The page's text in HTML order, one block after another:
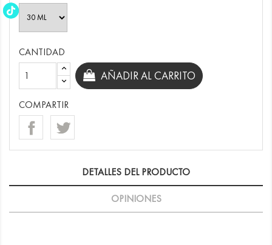
CANTIDAD
AÑADIR AL CARRITO
COMPARTIR
DETALLES DEL PRODUCTO
OPINIONES